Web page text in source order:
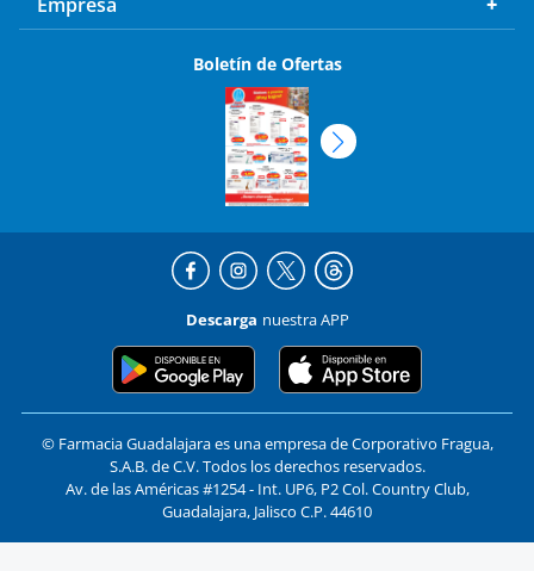
Boletín de Ofertas
Descarga nuestra APP
© Farmacia Guadalajara es una empresa de Corporativo Fragua,
S.A.B. de C.V. Todos los derechos reservados.
Av. de las Américas #1254 - Int. UP6, P2 Col. Country Club,
Guadalajara, Jalisco C.P. 44610